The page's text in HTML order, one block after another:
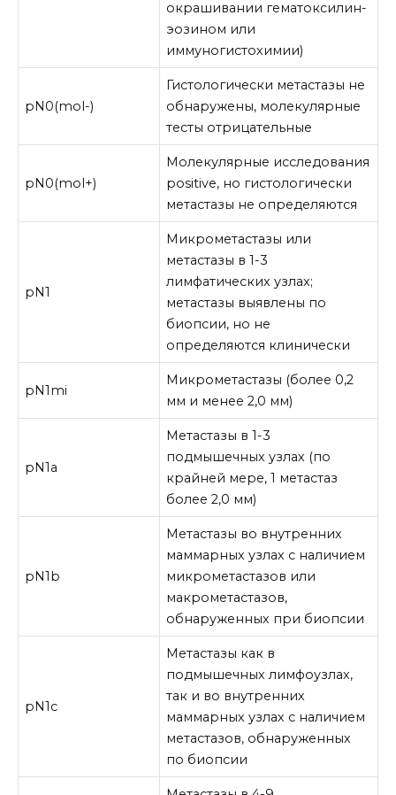
окрашивании гематоксилин-
эозином или
иммуногистохимии)
pN0(mol-)
Гистологически метастазы не
обнаружены, молекулярные
тесты отрицательные
pN0(mol+)
Молекулярные исследования
positive, но гистологически
метастазы не определяются
pN1
Микрометастазы или
метастазы в 1-3
лимфатических узлах;
метастазы выявлены по
биопсии, но не
определяются клинически
pN1mi
Микрометастазы (более 0,2
мм и менее 2,0 мм)
pN1a
Метастазы в 1-3
подмышечных узлах (по
крайней мере, 1 метастаз
более 2,0 мм)
pN1b
Метастазы во внутренних
маммарных узлах с наличием
микрометастазов или
макрометастазов,
обнаруженных при биопсии
pN1c
Метастазы как в
подмышечных лимфоузлах,
так и во внутренних
маммарных узлах с наличием
метастазов, обнаруженных
по биопсии